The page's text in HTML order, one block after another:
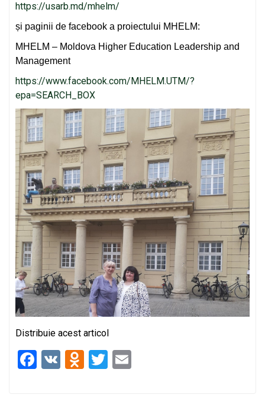
https://usarb.md/mhelm/
și paginii de facebook a proiectului MHELM:
MHELM – Moldova Higher Education Leadership and
Management
https://www.facebook.com/MHELM.UTM/?
epa=SEARCH_BOX
Distribuie acest articol
F
V
O
T